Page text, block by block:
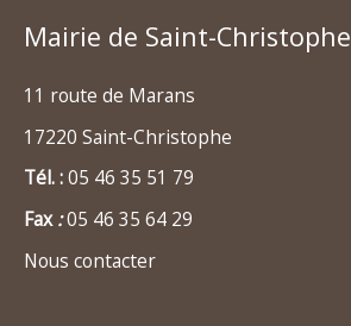
Mairie de Saint-Christophe
11 route de Marans
17220 Saint-Christophe
Tél. :05 46 35 51 79
Fax:05 46 35 64 29
Nous contacter